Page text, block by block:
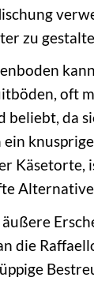
zu
oft
beliebt, da
ein
Käsetorte,
äußere
die